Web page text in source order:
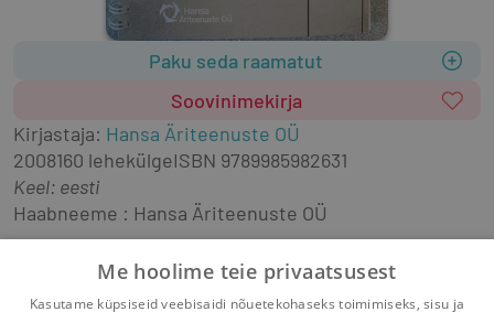
Paku seda raamatut
Soovinimekirja
Kirjastaja: Hansa Äriteenuste OÜ
2008160 lehekülgeISBN 9789985982631
Keel: eesti
Haabneeme : Hansa Äriteenuste OÜ
CD-ROMid ettevõtlus õigusaktid
terrorism
Me hoolime teie privaatsusest
Kasutame küpsiseid veebisaidi nõuetekohaseks toimimiseks, sisu ja